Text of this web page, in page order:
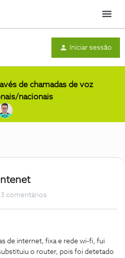
Menu
Iniciar sessão
de chamadas de voz
nacionais
3 comentários
de internet, fixa e rede wi-fi, fui
o router, pois foi detetado